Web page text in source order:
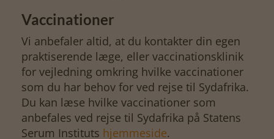
Vaccinationer
Vi anbefaler altid, at du kontakter din egen
praktiserende læge, eller vaccinationsklinik
for vejledning omkring hvilke vaccinationer
som du har behov for ved rejse til Sydafrika.
Du kan læse hvilke vaccinationer som
anbefales ved rejse til Sydafrika på Statens
Serum Instituts hjemmeside.